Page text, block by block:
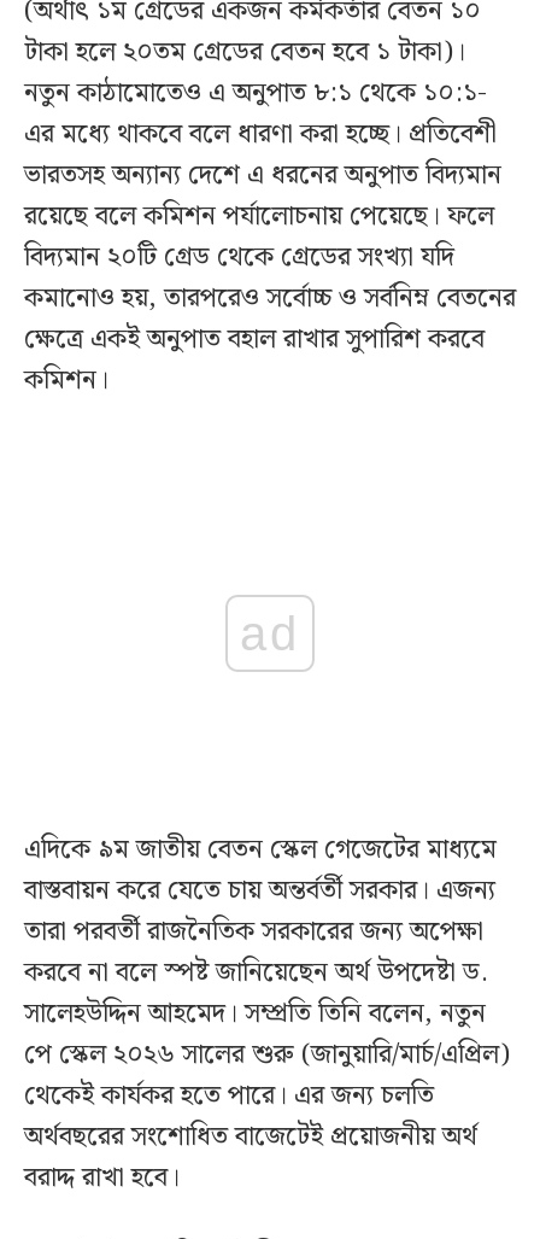
(অর্থাৎ ১ম গ্রেডের একজন কর্মকর্তার বেতন ১০
টাকা হলে ২০তম গ্রেডের বেতন হবে ১ টাকা)।
নতুন কাঠামোতেও এ অনুপাত ৮:১ থেকে ১০:১-
এর মধ্যে থাকবে বলে ধারণা করা হচ্ছে। প্রতিবেশী
ভারতসহ অন্যান্য দেশে এ ধরনের অনুপাত বিদ্যমান
রয়েছে বলে কমিশন পর্যালোচনায় পেয়েছে। ফলে
বিদ্যমান ২০টি গ্রেড থেকে গ্রেডের সংখ্যা যদি
কমানোও হয়, তারপরেও সর্বোচ্চ ও সর্বনিম্ন বেতনের
ক্ষেত্রে একই অনুপাত বহাল রাখার সুপারিশ করবে
কমিশন।
ad
এদিকে ৯ম জাতীয় বেতন স্কেল গেজেটের মাধ্যমে
বাস্তবায়ন করে যেতে চায় অন্তর্বর্তী সরকার। এজন্য
তারা পরবর্তী রাজনৈতিক সরকারের জন্য অপেক্ষা
করবে না বলে স্পষ্ট জানিয়েছেন অর্থ উপদেষ্টা ড.
সালেহউদ্দিন আহমেদ। সম্প্রতি তিনি বলেন, নতুন
পে স্কেল ২০২৬ সালের শুরু (জানুয়ারি/মার্চ/এপ্রিল)
থেকেই কার্যকর হতে পারে। এর জন্য চলতি
অর্থবছরের সংশোধিত বাজেটেই প্রয়োজনীয় অর্থ
বরাদ্দ রাখা হবে।